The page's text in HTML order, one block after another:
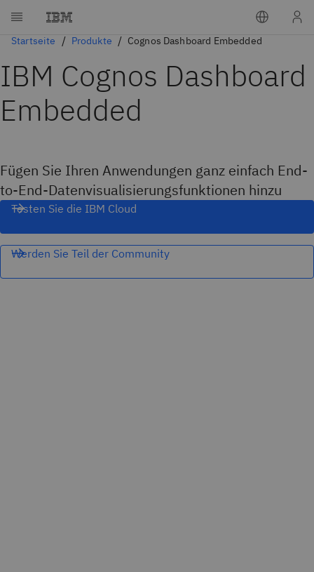
Startseite Produkte Cognos Dashboard Embedded
IBM Cognos Dashboard
Embedded
Fügen Sie Ihren Anwendungen ganz einfach End-
to-End-Datenvisualisierungsfunktionen hinzu
Testen Sie die IBM Cloud
Werden Sie Teil der Community